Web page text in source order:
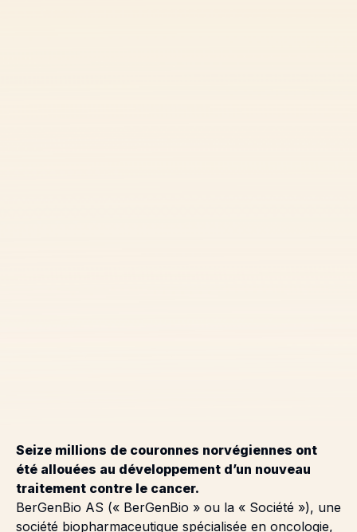
Seize millions de couronnes norvégiennes ont
été allouées au développement d’un nouveau
traitement contre le cancer.
BerGenBio AS (« BerGenBio » ou la « Société »), une
société biopharmaceutique spécialisée en oncologie,